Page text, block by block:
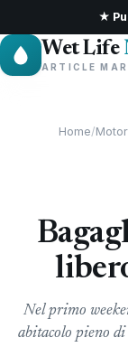
★
Wet Life
ARTICLE
Home/
Nel primo
abitacolo pieno